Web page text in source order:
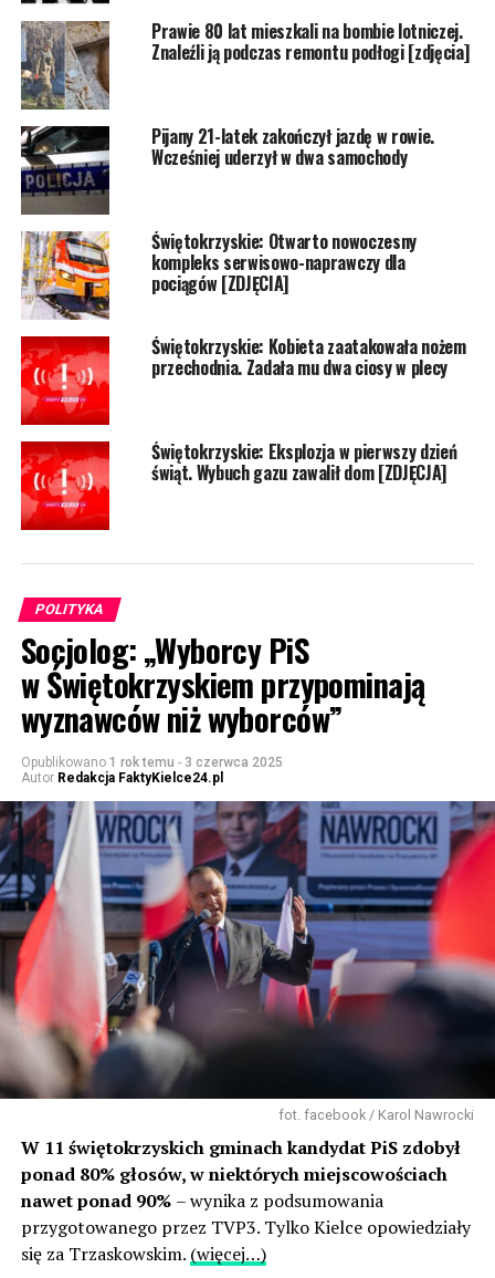
Prawie 80 lat mieszkali na bombie lotniczej.
Znaleźli ją podczas remontu podłogi [zdjęcia]
Pijany 21-latek zakończył jazdę w rowie.
Wcześniej uderzył w dwa samochody
Świętokrzyskie: Otwarto nowoczesny
kompleks serwisowo-naprawczy dla
pociągów [ZDJĘCIA]
Świętokrzyskie: Kobieta zaatakowała nożem
przechodnia. Zadała mu dwa ciosy w plecy
Świętokrzyskie: Eksplozja w pierwszy dzień
świąt. Wybuch gazu zawalił dom [ZDJĘCJA]
POLITYKA
Socjolog: „Wyborcy PiS
w Świętokrzyskiem przypominają
wyznawców niż wyborców”
Opublikowano 1 rok temu - 3 czerwca 2025
Autor Redakcja FaktyKielce24.pl
fot. facebook / Karol Nawrocki
W 11 świętokrzyskich gminach kandydat PiS zdobył
ponad 80% głosów, w niektórych miejscowościach
nawet ponad 90% – wynika z podsumowania
przygotowanego przez TVP3. Tylko Kielce opowiedziały
się za Trzaskowskim. (więcej…)